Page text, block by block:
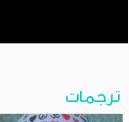
ترجمات